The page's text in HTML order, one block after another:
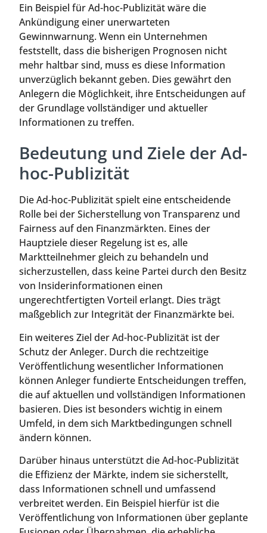
Ein Beispiel für Ad-hoc-Publizität wäre die
Ankündigung einer unerwarteten
Gewinnwarnung. Wenn ein Unternehmen
feststellt, dass die bisherigen Prognosen nicht
mehr haltbar sind, muss es diese Information
unverzüglich bekannt geben. Dies gewährt den
Anlegern die Möglichkeit, ihre Entscheidungen auf
der Grundlage vollständiger und aktueller
Informationen zu treffen.
Bedeutung und Ziele der Ad-
hoc-Publizität
Die Ad-hoc-Publizität spielt eine entscheidende
Rolle bei der Sicherstellung von Transparenz und
Fairness auf den Finanzmärkten. Eines der
Hauptziele dieser Regelung ist es, alle
Marktteilnehmer gleich zu behandeln und
sicherzustellen, dass keine Partei durch den Besitz
von Insiderinformationen einen
ungerechtfertigten Vorteil erlangt. Dies trägt
maßgeblich zur Integrität der Finanzmärkte bei.
Ein weiteres Ziel der Ad-hoc-Publizität ist der
Schutz der Anleger. Durch die rechtzeitige
Veröffentlichung wesentlicher Informationen
können Anleger fundierte Entscheidungen treffen,
die auf aktuellen und vollständigen Informationen
basieren. Dies ist besonders wichtig in einem
Umfeld, in dem sich Marktbedingungen schnell
ändern können.
Darüber hinaus unterstützt die Ad-hoc-Publizität
die Effizienz der Märkte, indem sie sicherstellt,
dass Informationen schnell und umfassend
verbreitet werden. Ein Beispiel hierfür ist die
Veröffentlichung von Informationen über geplante